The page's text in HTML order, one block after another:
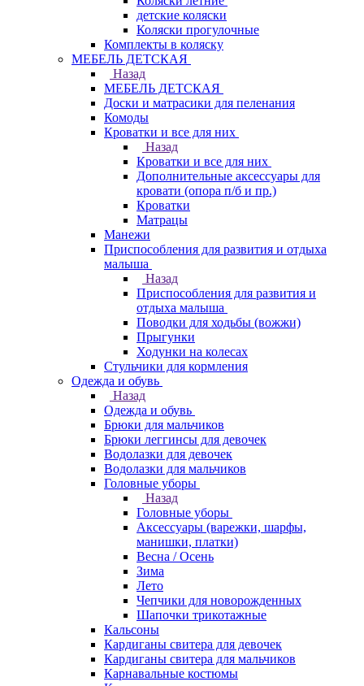
детские коляски
Коляски прогулочные
Комплекты в коляску
МЕБЕЛЬ ДЕТСКАЯ
Назад
МЕБЕЛЬ ДЕТСКАЯ
Доски и матрасики для пеленания
Комоды
Кроватки и все для них
Назад
Кроватки и все для них
Дополнительные аксессуары для
кровати (опора п/б и пр.)
Кроватки
Матрацы
Манежи
Приспособления для развития и отдыха
малыша
Назад
Приспособления для развития и
отдыха малыша
Поводки для ходьбы (вожжи)
Прыгунки
Ходунки на колесах
Стульчики для кормления
Одежда и обувь
Назад
Одежда и обувь
Брюки для мальчиков
Брюки леггинсы для девочек
Водолазки для девочек
Водолазки для мальчиков
Головные уборы
Назад
Головные уборы
Аксессуары (варежки, шарфы,
манишки, платки)
Весна / Осень
Зима
Лето
Чепчики для новорожденных
Шапочки трикотажные
Кальсоны
Кардиганы свитера для девочек
Кардиганы свитера для мальчиков
Карнавальные костюмы